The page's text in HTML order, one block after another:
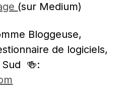
(sur Medium)
Bloggeuse,
de logiciels,
🍻: